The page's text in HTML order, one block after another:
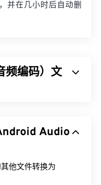
并在几小时后自动删
频编码）文
是iOS、 YouTube、
与未压缩音频类似的
Audio
他文件转换为